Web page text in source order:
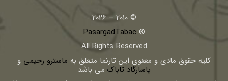
© 2010 – 2026
®
PasargadTabac
All Rights Reserved
كليه حقوق مادی و معنوی اين تارنما متعلق به ماسترو رحیمی و
پاسارگاد تاباک می باشد